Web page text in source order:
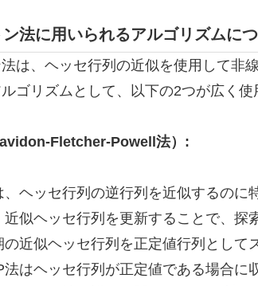
法に用いられるアルゴリズムに
は、ヘッセ行列の近似を使用して非
ゴリズムとして、以下の2つが広く使
Fletcher-Powell法）:
、ヘッセ行列の逆行列を近似するのに
近似ヘッセ行列を更新することで、
の近似ヘッセ行列を正定値行列とし
法はヘッセ行列が正定値である場合